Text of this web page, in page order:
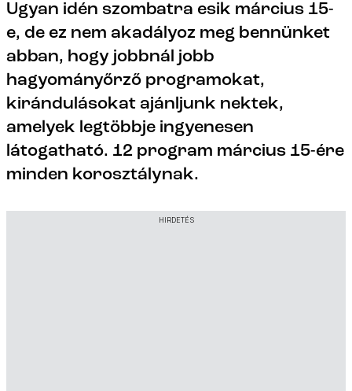
Ugyan idén szombatra esik március 15-
e, de ez nem akadályoz meg bennünket
abban, hogy jobbnál jobb
hagyományőrző programokat,
kirándulásokat ajánljunk nektek,
amelyek legtöbbje ingyenesen
látogatható. 12 program március 15-ére
minden korosztálynak.
HIRDETÉS